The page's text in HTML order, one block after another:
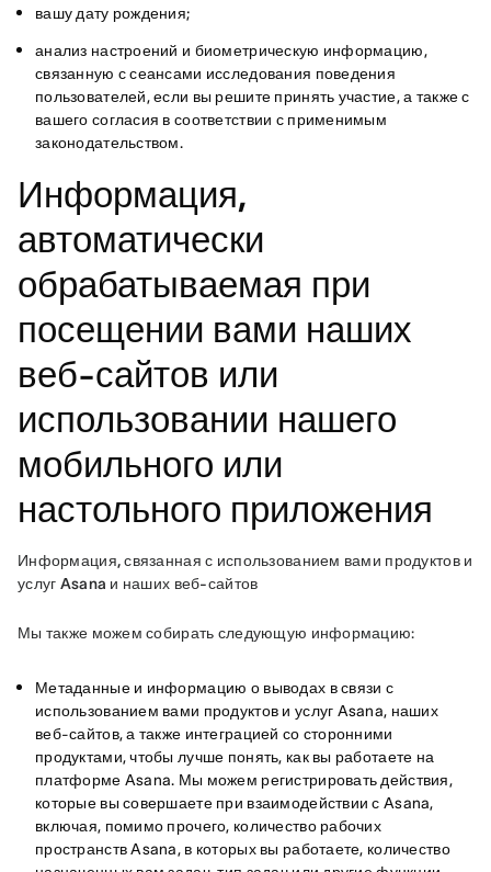
вашу дату рождения;
анализ настроений и биометрическую информацию,
связанную с сеансами исследования поведения
пользователей, если вы решите принять участие, а также с
вашего согласия в соответствии с применимым
законодательством.
Информация,
автоматически
обрабатываемая при
посещении вами наших
веб-сайтов или
использовании нашего
мобильного или
настольного приложения
Информация, связанная с использованием вами продуктов и
услуг Asana и наших веб-сайтов
Мы также можем собирать следующую информацию:
Метаданные и информацию о выводах в связи с
использованием вами продуктов и услуг Asana, наших
веб-сайтов, а также интеграцией со сторонними
продуктами, чтобы лучше понять, как вы работаете на
платформе Asana. Мы можем регистрировать действия,
которые вы совершаете при взаимодействии с Asana,
включая, помимо прочего, количество рабочих
пространств Asana, в которых вы работаете, количество